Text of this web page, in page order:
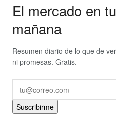
El mercado en
mañana
Resumen diario de lo que de
ni promesas. Gratis.
Suscribirme